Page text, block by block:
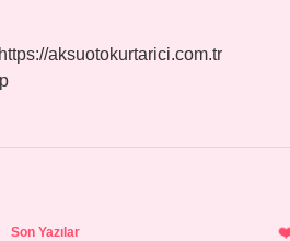
https://aksuotokurtarici.com.tr
Son Yazılar